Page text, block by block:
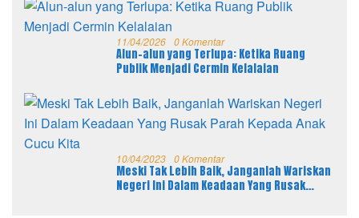
11/04/2026 0 Komentar
Alun-alun yang Terlupa: Ketika Ruang
Publik Menjadi Cermin Kelalaian
10/04/2023 0 Komentar
Meski Tak Lebih Baik, Janganlah Wariskan
Negeri Ini Dalam Keadaan Yang Rusak